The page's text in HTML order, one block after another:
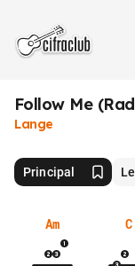
Follow Me
Lange
Principal
Am C